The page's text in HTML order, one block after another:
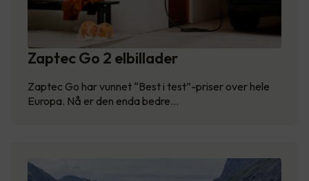
Zaptec Go 2 elbillader
Zaptec Go har vunnet “Best i test”-priser over hele
Europa. Nå er den enda bedre…